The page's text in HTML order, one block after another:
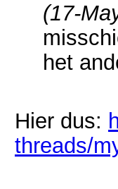
(17-
het
Hier dus:
threads/